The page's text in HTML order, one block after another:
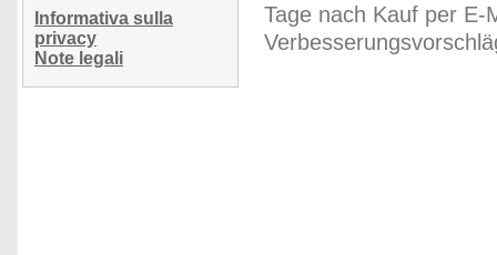
Informativa sulla
privacy
Note legali
Tage nach Kauf per E-